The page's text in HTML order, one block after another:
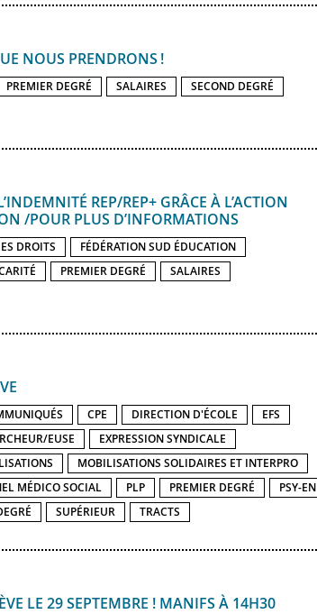
NOUS PRENDRONS !
PREMIER DEGRÉ SALAIRES
SECOND DEGRÉ
REP/​REP+ GRÂCE À L’ACTION
/​POUR PLUS D’INFORMATIONS
DROITS
FÉDÉRATION SUD ÉDUCATION
PREMIER DEGRÉ
SALAIRES
CPE DIRECTION D'ÉCOLE
EFS
EUSE
EXPRESSION SYNDICALE
MOBILISATIONS SOLIDAIRES ET INTERPRO
MÉDICO SOCIAL PLP PREMIER DEGRÉ
PSY-EN
SUPÉRIEUR TRACTS
LE 29 SEPTEMBRE ! MANIFS À 14H30